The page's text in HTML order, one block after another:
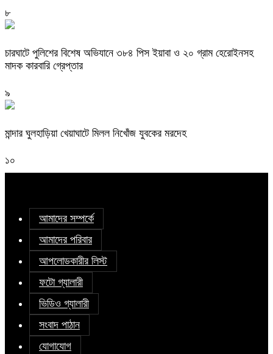
৮
চারঘাটে পুলিশের বিশেষ অভিযানে ৩৮৪ পিস ইয়াবা ও ২০ গ্রাম হেরোইনসহ
মাদক কারবারি গ্রেপ্তার
৯
মান্দার ঘুলহাড়িয়া খেয়াঘাটে মিলল নিখোঁজ যুবকের মরদেহ
১০
আমাদের সম্পর্কে
আমাদের পরিবার
আপলোডকারীর লিস্ট
ফটো গ্যালারী
ভিডিও গ্যালারী
সংবাদ পাঠান
যোগাযোগ